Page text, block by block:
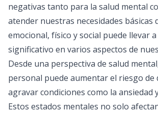
negativas tanto para la salud mental
atender nuestras necesidades básicas
emocional, físico y social puede llevar
significativo en varios aspectos de
Desde una perspectiva de salud
personal puede aumentar el riesgo de
agravar condiciones como la ansiedad
Estos estados mentales no solo